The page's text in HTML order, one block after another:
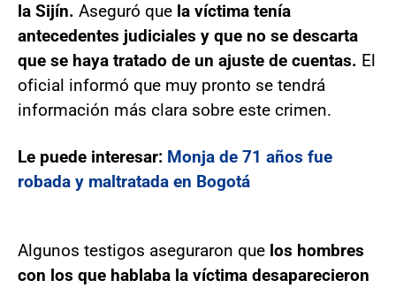
la Sijín. Aseguró que la víctima tenía
antecedentes judiciales y que no se descarta
que se haya tratado de un ajuste de cuentas. El
oficial informó que muy pronto se tendrá
información más clara sobre este crimen.
Le puede interesar: Monja de 71 años fue
robada y maltratada en Bogotá
Algunos testigos aseguraron que los hombres
con los que hablaba la víctima desaparecieron